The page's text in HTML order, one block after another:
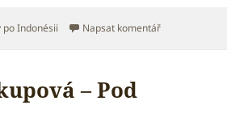
po Indonésii Napsat komentářpro text s
– Pod